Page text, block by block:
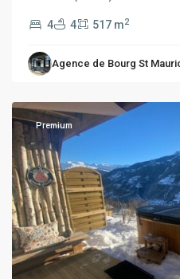
4 4 517 m2
Agence de Bourg St
Les
Premium